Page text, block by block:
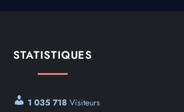
STATISTIQUES
1 035 718 Visiteurs